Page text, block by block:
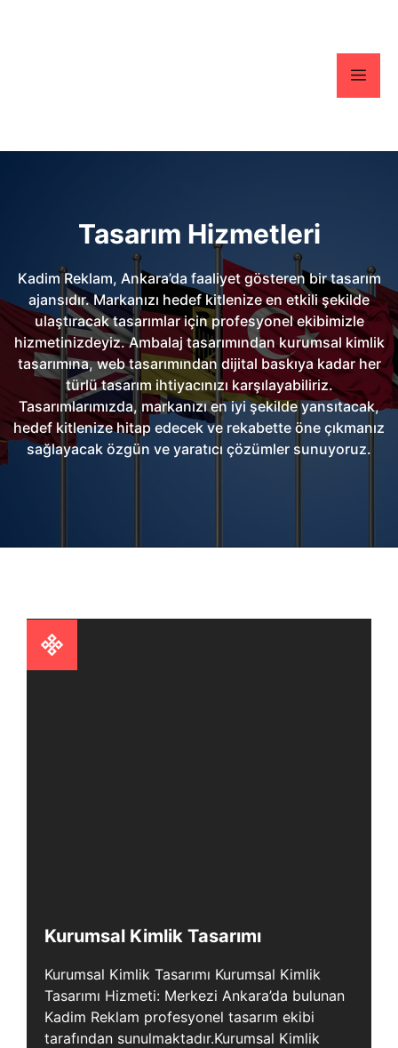
Tasarım Hizmetleri
Kadim Reklam, Ankara’da faaliyet gösteren bir tasarım
ajansıdır. Markanızı hedef kitlenize en etkili şekilde
ulaştıracak tasarımlar için profesyonel ekibimizle
hizmetinizdeyiz. Ambalaj tasarımından kurumsal kimlik
tasarımına, web tasarımından dijital baskıya kadar her
türlü tasarım ihtiyacınızı karşılayabiliriz.
Tasarımlarımızda, markanızı en iyi şekilde yansıtacak,
hedef kitlenize hitap edecek ve rekabette öne çıkmanız
sağlayacak özgün ve yaratıcı çözümler sunuyoruz.
Kurumsal Kimlik Tasarımı
Kurumsal Kimlik Tasarımı Kurumsal Kimlik
Tasarımı Hizmeti: Merkezi Ankara’da bulunan
Kadim Reklam profesyonel tasarım ekibi
tarafından sunulmaktadır.Kurumsal Kimlik